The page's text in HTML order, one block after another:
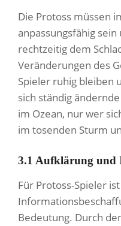
Die Protoss müssen
anpassungsfähig
rechtzeitig dem
Veränderungen des
Spieler ruhig bleiben
sich ständig
im Ozean, nur wer
im tosenden Sturm
3.1 Aufklärung und
Für Protoss-Spieler
Bedeutung. Durch